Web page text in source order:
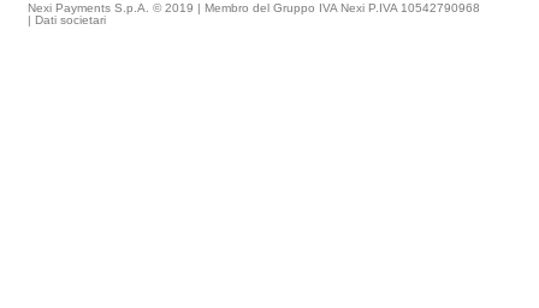
Nexi Payments S.p.A. © 2019 | Membro del Gruppo IVA Nexi P.IVA 10542790968
| Dati societari